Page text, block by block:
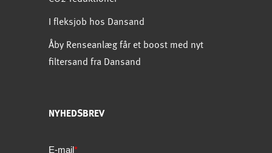
I fleksjob hos Dansand
Åby Renseanlæg får et boost med nyt
filtersand fra Dansand
NYHEDSBREV